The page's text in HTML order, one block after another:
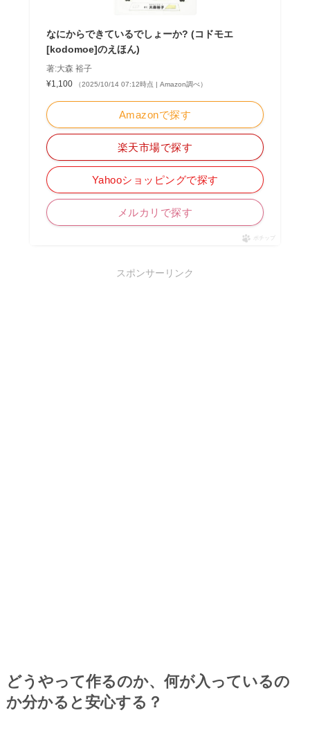
なにからできているでしょーか? (コドモエ
[kodomoe]のえほん)
著:大森 裕子
¥1,100
（2025/10/14 07:12時点 | Amazon調べ）
Amazonで探す
楽天市場で探す
Yahooショッピングで探す
メルカリで探す
ポチップ
スポンサーリンク
どうやって作るのか、何が入っているの
か分かると安心する？